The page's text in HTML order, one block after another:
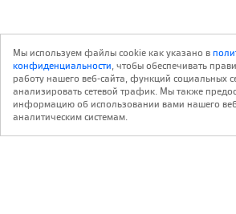
с 20 июля 1999 г.
Мы используем файлы cookie как указано в
конфиденциальности, чтобы обеспечивать
работу нашего веб-сайта, функций социальных
анализировать сетевой трафик. Мы также
информацию об использовании вами нашего
аналитическим системам.